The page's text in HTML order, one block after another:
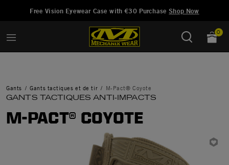
Free Vision Eyewear Case with €30 PurchaseShop Now
0
Gants Gants tactiques et de tir M-Pact® Coyote
GANTS TACTIQUES ANTI-IMPACTS
M-PACT® COYOTE
Ajouté à Gérer la liste d'envies